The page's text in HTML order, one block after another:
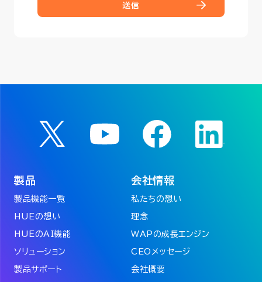
送信
製品
製品機能一覧
HUEの想い
HUEのAI機能
ソリューション
製品サポート
会社情報
私たちの想い
理念
WAPの成長エンジン
CEOメッセージ
会社概要